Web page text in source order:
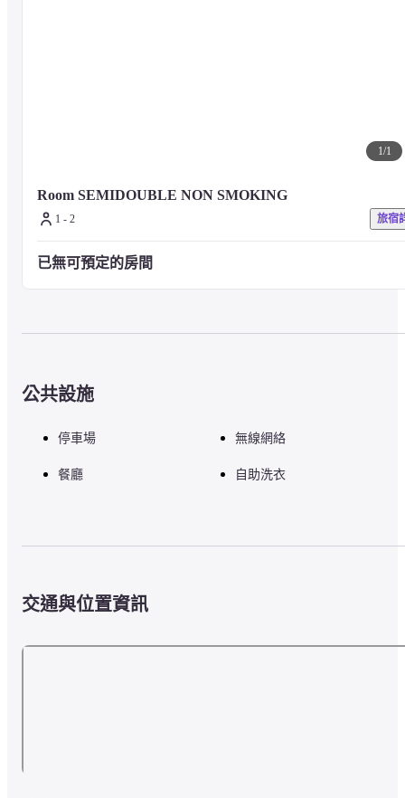
1/1
Room SEMIDOUBLE NON SMOKING
1 - 2 旅宿
已無可預定的房間
公共設施
停車場 無線網絡
餐廳 自助洗衣
交通與位置資訊